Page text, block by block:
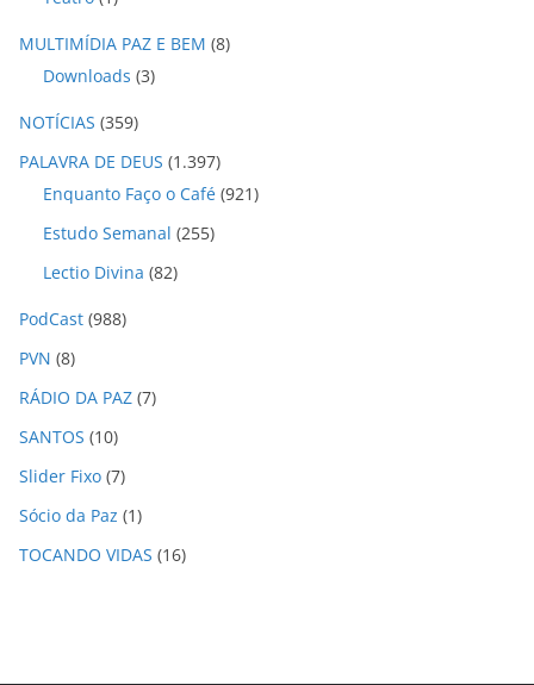
MULTIMÍDIA PAZ E BEM (8)
Downloads (3)
NOTÍCIAS (359)
PALAVRA DE DEUS (1.397)
Enquanto Faço o Café (921)
Estudo Semanal (255)
Lectio Divina (82)
PodCast (988)
PVN (8)
RÁDIO DA PAZ (7)
SANTOS (10)
Slider Fixo (7)
Sócio da Paz (1)
TOCANDO VIDAS (16)